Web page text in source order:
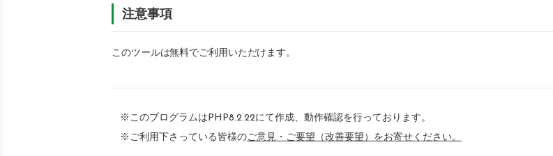
注意事項
このツールは無料でご利用いただけます。
※このプログラムはPHP8.2.22にて作成、動作確認を行っております。
※ご利用下さっている皆様のご意見・ご要望（改善要望）をお寄せください。